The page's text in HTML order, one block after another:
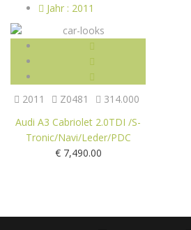
Jahr : 2011
2011 Z0481
314.000
Audi A3 Cabriolet 2.0TDI /S-
Tronic/Navi/Leder/PDC
€7,490.00